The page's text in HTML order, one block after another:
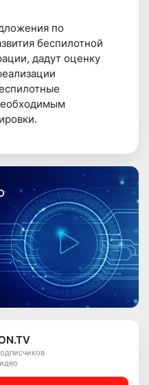
по
беспилотной
дадут оценку